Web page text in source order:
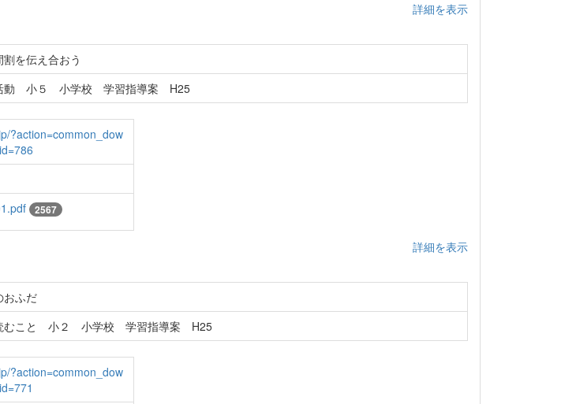
詳細を表示
を伝え合おう
動 小５ 小学校 学習指導案 H25
?action=common_dow
2567
詳細を表示
おふだ
こと 小２ 小学校 学習指導案 H25
?action=common_dow